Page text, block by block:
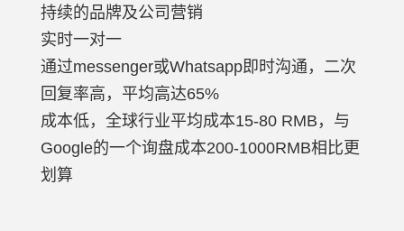
持续的品牌及公司营销
实时一对一
通过messenger或Whatsapp即时沟通，二次
回复率高，平均高达65%
成本低，全球行业平均成本15-80 RMB，与
Google的一个询盘成本200-1000RMB相比更
划算